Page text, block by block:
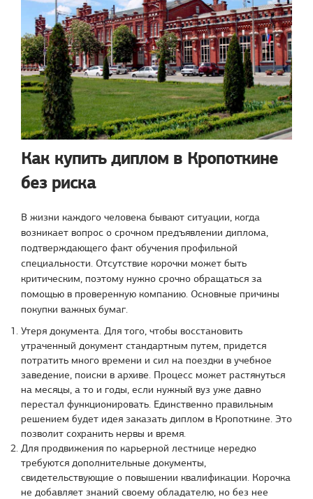
Как купить диплом в Кропоткине
без риска
В жизни каждого человека бывают ситуации, когда
возникает вопрос о срочном предъявлении диплома,
подтверждающего факт обучения профильной
специальности. Отсутствие корочки может быть
критическим, поэтому нужно срочно обращаться за
помощью в проверенную компанию. Основные причины
покупки важных бумаг.
Утеря документа. Для того, чтобы восстановить
утраченный документ стандартным путем, придется
потратить много времени и сил на поездки в учебное
заведение, поиски в архиве. Процесс может растянуться
на месяцы, а то и годы, если нужный вуз уже давно
перестал функционировать. Единственно правильным
решением будет идея заказать диплом в Кропоткине. Это
позволит сохранить нервы и время.
Для продвижения по карьерной лестнице нередко
требуются дополнительные документы,
свидетельствующие о повышении квалификации. Корочка
не добавляет знаний своему обладателю, но без нее